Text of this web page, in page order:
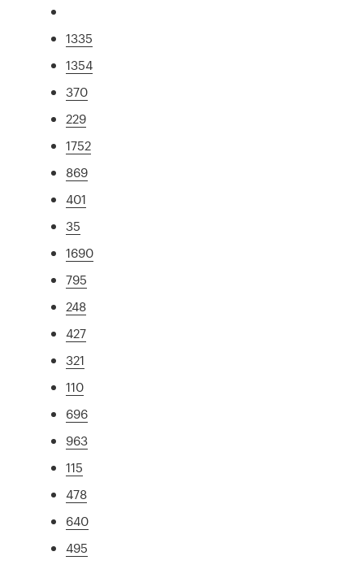
1335
1354
370
229
1752
869
401
35
1690
795
248
427
321
110
696
963
115
478
640
495